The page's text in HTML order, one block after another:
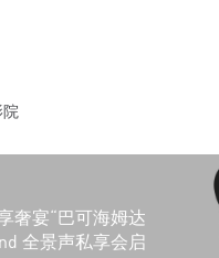
奢宴“巴可海姆达
全景声私享会启